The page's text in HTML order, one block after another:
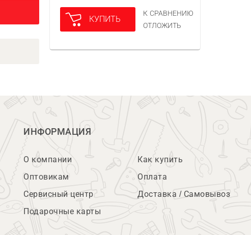
КУПИТЬ
К СРАВНЕНИЮ
ОТЛОЖИТЬ
ИНФОРМАЦИЯ
О компании
Оптовикам
Сервисный центр
Подарочные карты
Как купить
Оплата
Доставка / Самовывоз